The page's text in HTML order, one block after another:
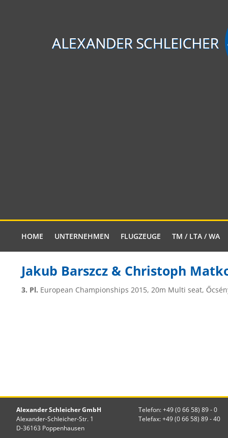
HOME UNTERNEHMEN FLUGZEUGE TM / LTA / WA
Jakub Barszcz & Christoph
3. Pl. European Championships 2015, 20m Multi seat,
Alexander Schleicher GmbH
Alexander-Schleicher-Str. 1
D-36163 Poppenhausen
Telefon: +49 (0 66 58) 89 - 0
Telefax: +49 (0 66 58) 89 - 40